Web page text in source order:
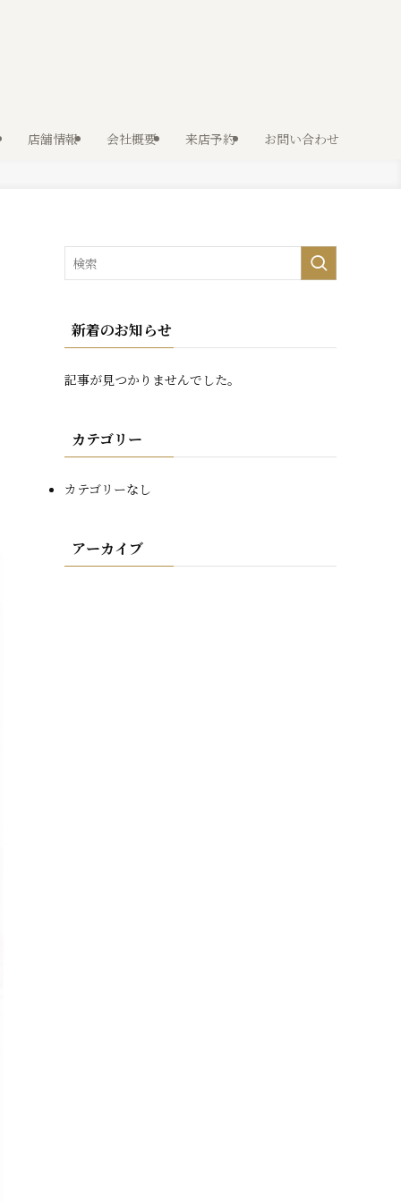
店舗情報 会社概要 来店予約 お問い合わせ
新着のお知らせ
記事が見つかりませんでした。
カテゴリー
カテゴリーなし
アーカイブ